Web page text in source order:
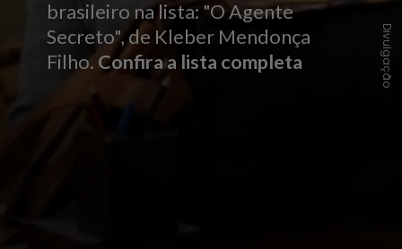
Divulgação
brasileiro na lista: "O Agente
Secreto", de Kleber Mendonça
Filho. Confira a lista completa